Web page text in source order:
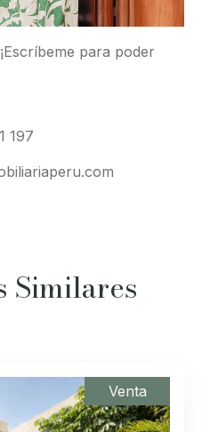
para poder
197
Similares
Venta